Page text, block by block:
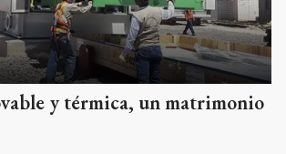
y térmica, un matrimonio